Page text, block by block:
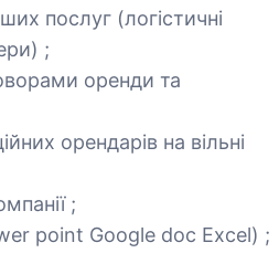
послуг (логістичні
;
оренди та
орендарів на вільні
;
point Google doc Excel) ;